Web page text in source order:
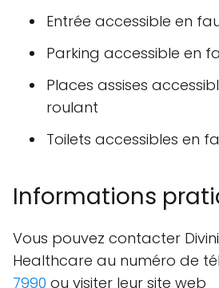
Entrée accessible en
Parking accessible en
Places assises
roulant
Toilets accessibles en
Informations
Vous pouvez contacter
Healthcare au numéro de
7990 ou visiter leur site web